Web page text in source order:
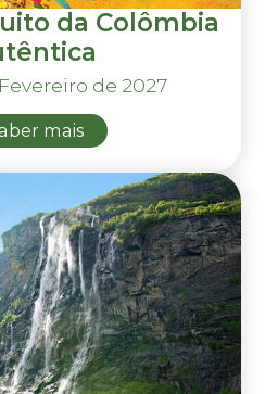
da Colômbia
de 2027
mais